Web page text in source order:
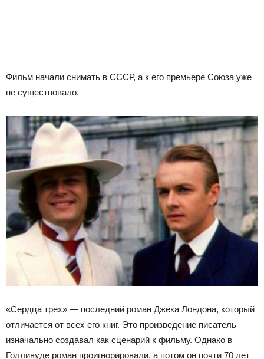
Фильм начали снимать в СССР, а к его премьере Союза уже
не существовало.
«Сердца трех» — последний роман Джека Лондона, который
отличается от всех его книг. Это произведение писатель
изначально создавал как сценарий к фильму. Однако в
Голливуде роман проигнорировали, а потом он почти 70 лет